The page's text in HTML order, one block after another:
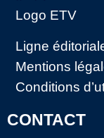
Logo ETV
Ligne
Mentions
Conditions
CONTACT